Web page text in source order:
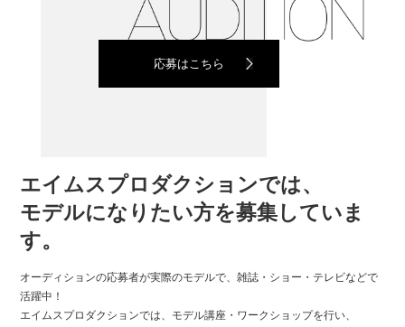
応募はこちら
エイムスプロダクションでは、
モデルになりたい方を募集していま
す。
オーディションの応募者が実際のモデルで、雑誌・ショー・テレビなどで
活躍中！
エイムスプロダクションでは、モデル講座・ワークショップを行い、